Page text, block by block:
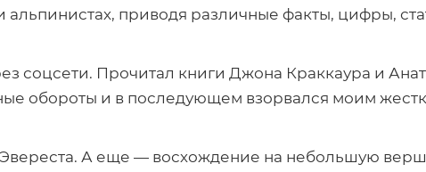
альпинистах, приводя различные факты, цифры,
соцсети. Прочитал книги Джона Краккаура и
обороты и в последующем взорвался моим
Эвереста. А еще — восхождение на небольшую